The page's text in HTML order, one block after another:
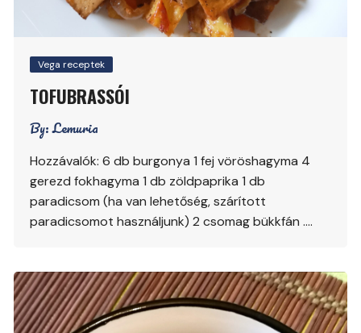
Vega receptek
TOFUBRASSÓI
By:Lemuria
Hozzávalók: 6 db burgonya 1 fej vöröshagyma 4
gerezd fokhagyma 1 db zöldpaprika 1 db
paradicsom (ha van lehetőség, szárított
paradicsomot használjunk) 2 csomag bükkfán ….